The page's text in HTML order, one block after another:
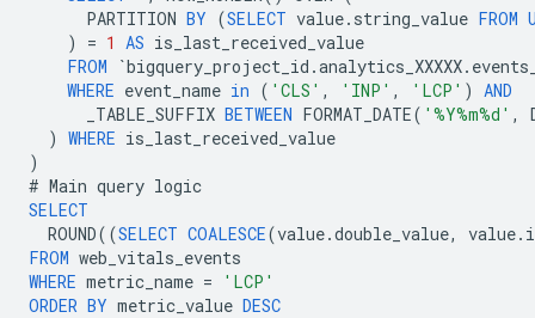
PARTITION BY (SELECT value. string_value FROM
)
= 1 AS is_last_received_value
FROM
`bigquery_project_id .analytics_XXXXX.
WHERE event_name in ( 'CLS' , 'INP' , 'LCP' )
AND
_TABLE_SUFFIX BETWEEN FORMAT_DATE( '%Y%m%d' ,
) WHERE is_last_received_value
)
# Main query logic
SELECT
ROUND((SELECT COALESCE(value.double_value, value.
FROM web_vitals_events
WHERE metric_name =
'LCP'
ORDER BY metric_value DESC